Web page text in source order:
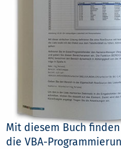
Mit diesem Buch
die VBA-